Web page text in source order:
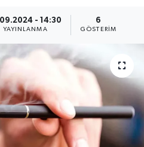
- 14:30
YAYINLANMA
6
GÖSTERIM